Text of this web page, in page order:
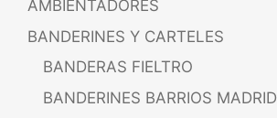
AMBIENTADORES
BANDERINES Y CARTELES
BANDERAS FIELTRO
BANDERINES BARRIOS MADRID